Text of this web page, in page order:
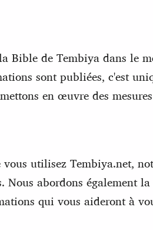
Bible de Tembiya dans le
sont publiées, c'est
en œuvre des
utilisez Tembiya.net,
abordons également
qui vous aideront à